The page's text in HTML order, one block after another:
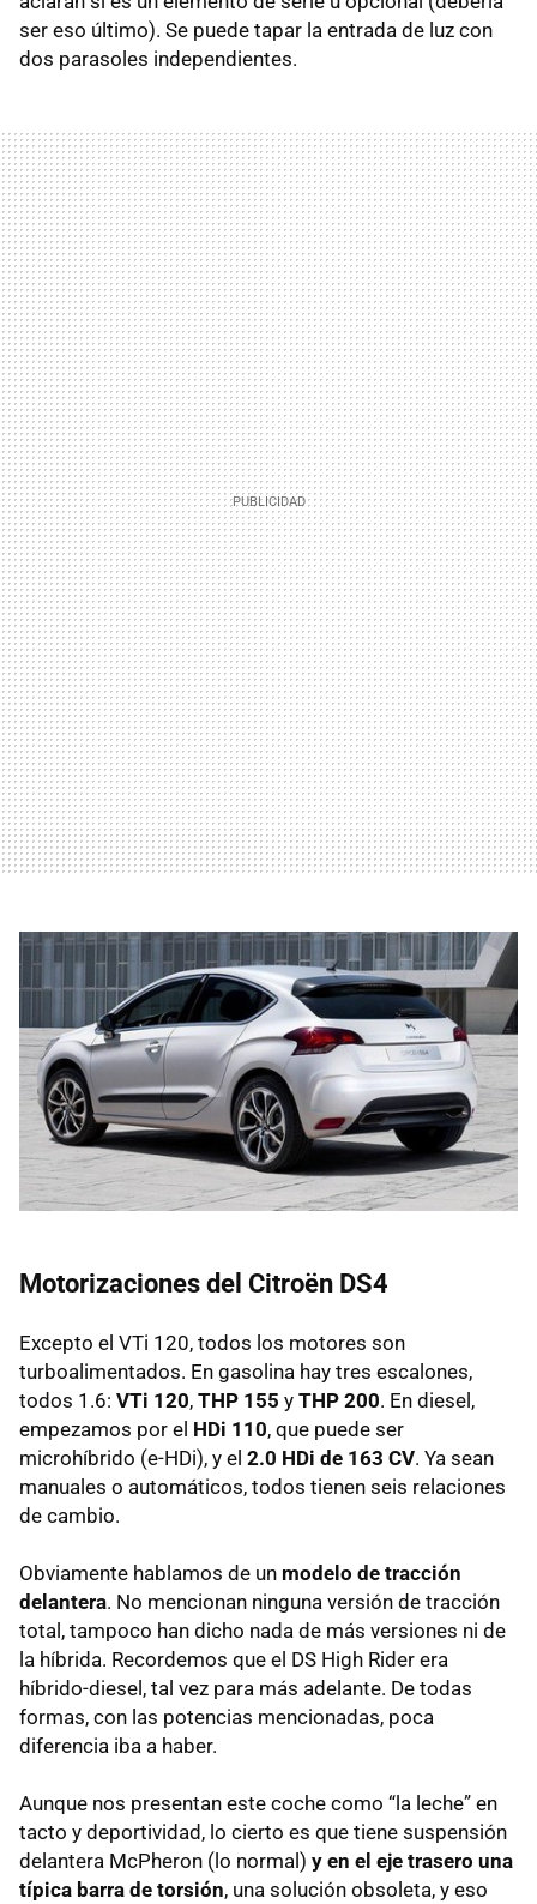
ser eso último). Se puede tapar la entrada de luz con
dos parasoles independientes.
Motorizaciones del Citroën DS4
Excepto el VTi 120, todos los motores son
turboalimentados. En gasolina hay tres escalones,
todos 1.6: VTi 120, THP 155 y THP 200. En diesel,
empezamos por el HDi 110, que puede ser
microhíbrido (e-HDi), y el 2.0 HDi de 163 CV. Ya sean
manuales o automáticos, todos tienen seis relaciones
de cambio.
Obviamente hablamos de un modelo de tracción
delantera. No mencionan ninguna versión de tracción
total, tampoco han dicho nada de más versiones ni de
la híbrida. Recordemos que el DS High Rider era
híbrido-diesel, tal vez para más adelante. De todas
formas, con las potencias mencionadas, poca
diferencia iba a haber.
Aunque nos presentan este coche como “la leche” en
tacto y deportividad, lo cierto es que tiene suspensión
delantera McPheron (lo normal) y en el eje trasero una
típica barra de torsión, una solución obsoleta, y eso